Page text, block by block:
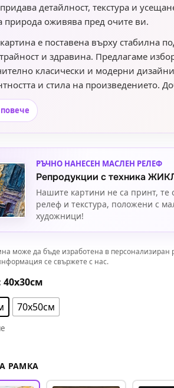
детайлност, текстура и
природа оживява пред очите ви.
е поставена върху стабилна
и здравина. Предлагаме
класически и модерни
и стила на произведението.
към вашия интериор и се насладете
РЪЧНО НАНЕСЕН МАСЛЕН РЕЛЕФ
Репродукции с техника
Нашите картини не са принт, те
релеф и текстура, положени с
художници!
може да бъде изработена в
се свържете с нас.
40х30см
70х50см
РАМКА